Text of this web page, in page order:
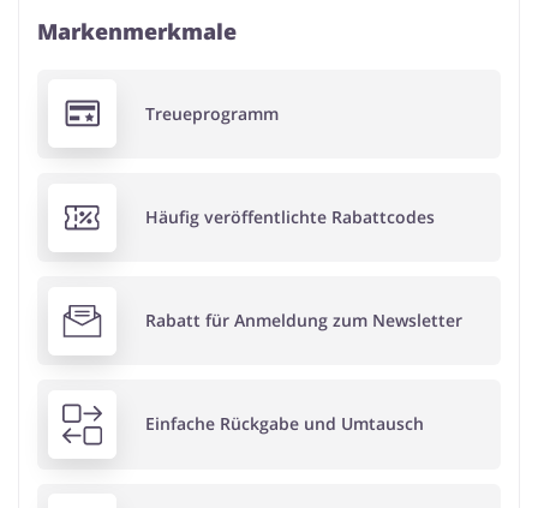
Markenmerkmale
Treueprogramm
Häufig veröffentlichte Rabattcodes
Rabatt für Anmeldung zum Newsletter
Einfache Rückgabe und Umtausch